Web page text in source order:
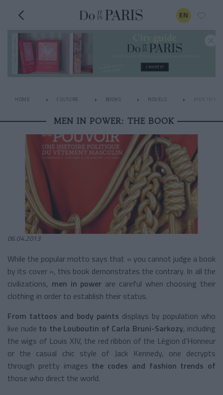
EN
HOME CULTURE BOOKS NOVELS
MEN IN POWER: THE BOOK
06.04.2013
While the popular motto says that « you cannot judge a book
by its cover », this book demonstrates the contrary. In all the
civilizations, men in power are careful when choosing their
clothing in order to establish their status.
From tattoos and body paints displays by population who
live nude to the Louboutin of Carla Bruni-Sarkozy, including
the wigs of Louis XIV, the red ribbon of the Légion d’Honneur
or the casual chic style of Jack Kennedy, one decrypts
through pretty images the codes and fashion trends of
those who direct the world.